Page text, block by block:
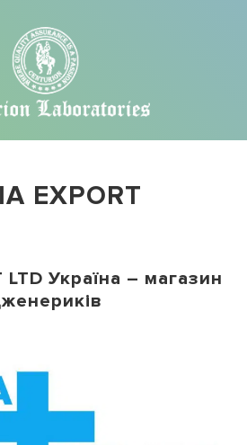
EXPORT
LTD Україна – магазин